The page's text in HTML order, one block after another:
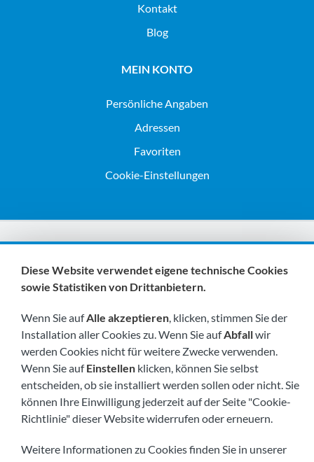
Kontakt
Blog
MEIN KONTO
Persönliche Angaben
Adressen
Favoriten
Cookie-Einstellungen
Wir sind Mitglieder von:
Besuchen Sie uns bald unter:
Diese Website verwendet eigene technische Cookies
sowie Statistiken von Drittanbietern.
Wenn Sie aufAlle akzeptieren, klicken, stimmen Sie der
Installation aller Cookies zu. Wenn Sie aufAbfallwir
werden Cookies nicht für weitere Zwecke verwenden.
Wenn Sie aufEinstellen klicken, können Sie selbst
entscheiden, ob sie installiert werden sollen oder nicht. Sie
können Ihre Einwilligung jederzeit auf der Seite "Cookie-
Richtlinie" dieser Website widerrufen oder erneuern.
Weitere Informationen zu Cookies finden Sie in unserer